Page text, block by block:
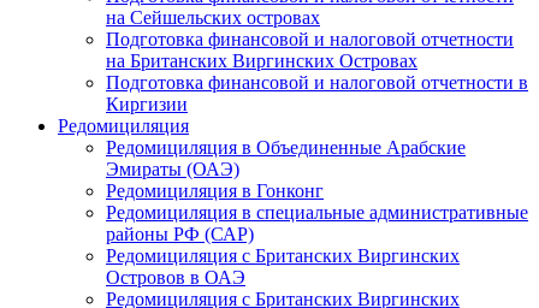
на Сейшельских островах
Подготовка финансовой и налоговой отчетности
на Британских Виргинских Островах
Подготовка финансовой и налоговой отчетности в
Киргизии
Редомициляция
Редомициляция в Объединенные Арабские
Эмираты (ОАЭ)
Редомициляция в Гонконг
Редомициляция в специальные административные
районы РФ (САР)
Редомициляция с Британских Виргинских
Островов в ОАЭ
Редомициляция с Британских Виргинских